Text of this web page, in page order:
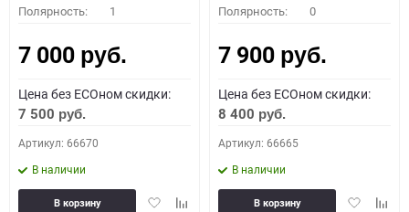
Полярность: 1
7 000 руб.
Цена без ECOном скидки:
7 500 руб.
Артикул: 66670
В наличии
ДобавитьДобавить
В корзину
Полярность: 0
7 900 руб.
Цена без ECOном скидки:
8 400 руб.
Артикул: 66665
В наличии
Добавить
В корзину